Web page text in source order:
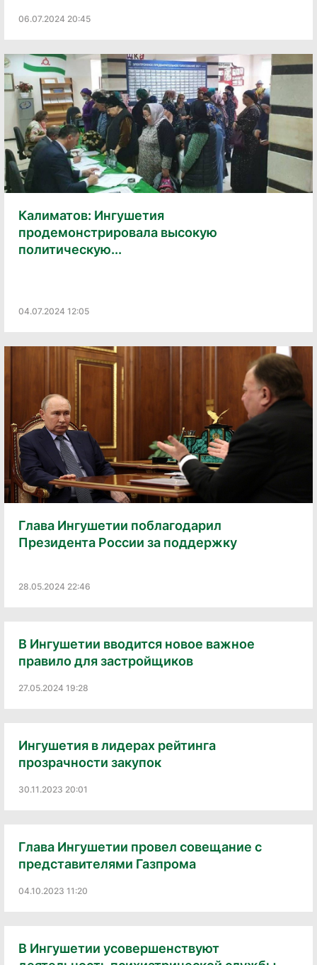
06.07.2024 20:45
Калиматов: Ингушетия
продемонстрировала высокую
политическую...
04.07.2024 12:05
Глава Ингушетии поблагодарил
Президента России за поддержку
28.05.2024 22:46
В Ингушетии вводится новое важное
правило для застройщиков
27.05.2024 19:28
Ингушетия в лидерах рейтинга
прозрачности закупок
30.11.2023 20:01
Глава Ингушетии провел совещание с
представителями Газпрома
04.10.2023 11:20
В Ингушетии усовершенствуют